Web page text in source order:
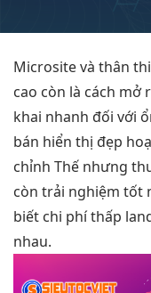
Microsite và thân
cao còn là cách mở
khai nhanh đối với
bán hiển thị đẹp
chỉnh Thế nhưng
còn trải nghiệm tốt
biết chi phí thấp
nhau.